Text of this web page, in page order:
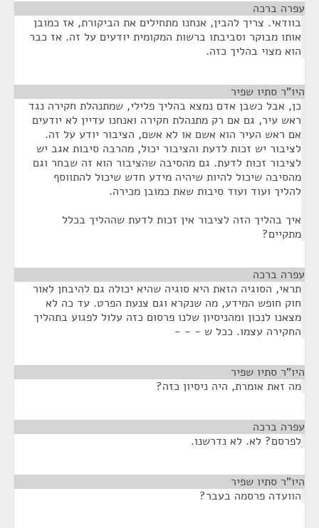
עפרה ברכה
בוודאי. צריך להבין, אנחנו מתחילים את הביקורת, אז כמובן
אותו מבוקר וסביבתו ברשות המקומית יודעים על זה. אז כבר
הוא מצוי בהליך כזה.
היו"ר סתיו שפיר
כן, אבל כשבן אדם נמצא בהליך פלילי, שמתנהלת חקירה נגד
ראש עיר, גם אם רק מתנהלת חקירה ואנחנו עדיין לא יודעים
אם ראש העיר הוא אשם או לא אשם, הציבור יודע על זה.
לציבור יש זכות לדעת והציבור יכול, מהרבה סיבות אגב יש
לציבור זכות לדעת. גם מהסיבה שהציבור הוא זה שבחר וגם
מהסיבה שיכול להיות שיהיה מידע חדש שיכול להתווסף
להליך ועוד ועוד סיבות שאת כמובן מכירה.
איך בהליך הזה לציבור אין זכות לדעת שההליך בכלל
מתקיים?
עפרה ברכה
תראי, הסוגיה הזאת היא סוגיה שהיא יכולה גם להיבחן לאור
חוק חופש המידע, מה שנקרא וגם צנעת הפרט. עד כה לא
מצאנו לנכון ומהניסיון שלנו פרסום כזה עלול לפגוע בתהליך
החקירה עצמו. ככל ש - - -
היו"ר סתיו שפיר
מה זאת אומרת, היה ניסיון כזה?
עפרה ברכה
לפרסם? לא. לא נדרשנו.
היו"ר סתיו שפיר
הוועדה פרסמה בעבר?